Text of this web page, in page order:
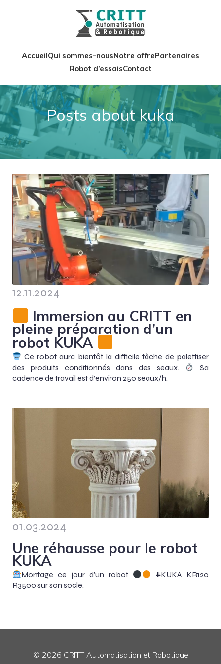
AccueilQui sommes-nousNotre offrePartenaires
Robot d’essaisContact
Posts about kuka
12.11.2024
Immersion au CRITT en
pleine préparation d’un
robot KUKA
Ce robot aura bientôt la difficile tâche de palettiser
des produits conditionnés dans des seaux.
Sa
cadence de travail est d’environ 250 seaux/h.
01.03.2024
Une réhausse pour le robot
KUKA
Montage ce jour d’un robot
#KUKA KR120
R3500 sur son socle.
© 2026 CRITT Automatisation et Robotique